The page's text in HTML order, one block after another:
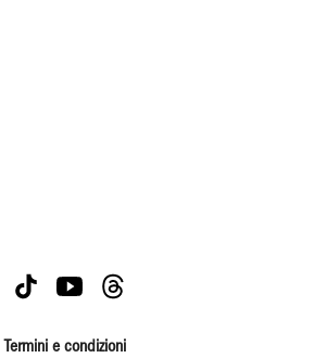
Termini e condizioni